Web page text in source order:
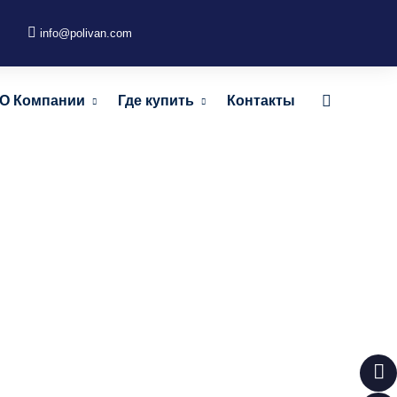
info@polivan.com
О Компании Где купить Контакты